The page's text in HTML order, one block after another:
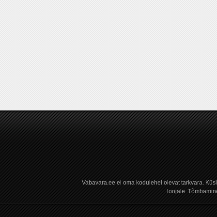
Vabavara.ee ei oma kodulehel olevat tarkvara.
loojale.